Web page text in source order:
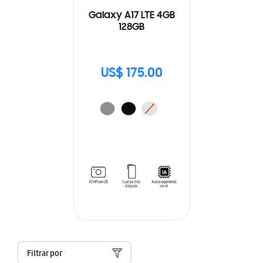
Galaxy A17 LTE 4GB
128GB
US$ 175.00
Filtrar por